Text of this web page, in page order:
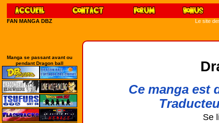
FAN MANGA DBZ Le site
Manga se passant avant ou
pendant Dragon ball
Ce manga est
Se